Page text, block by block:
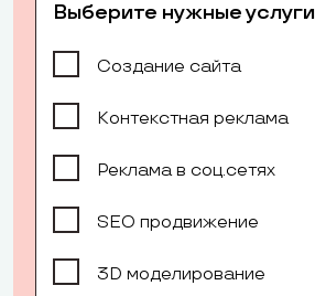
Выберите нужные услуги
Создание сайта
Контекстная реклама
Реклама в соц.сетях
SEO продвижение
3D моделирование